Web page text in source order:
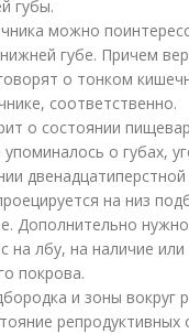
губы.
можно
губе. Причем
о тонком
соответственно.
о состоянии
о губах,
на низ
Дополнительно
на лбу, на наличие или
покрова.
и зоны вокруг
репродуктивных